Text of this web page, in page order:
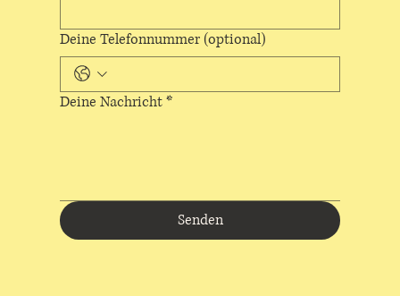
Deine Telefonnummer (optional)
Deine Nachricht *
Senden